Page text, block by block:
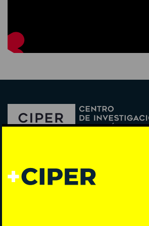
Todos los derechos reservados © 2007-2026